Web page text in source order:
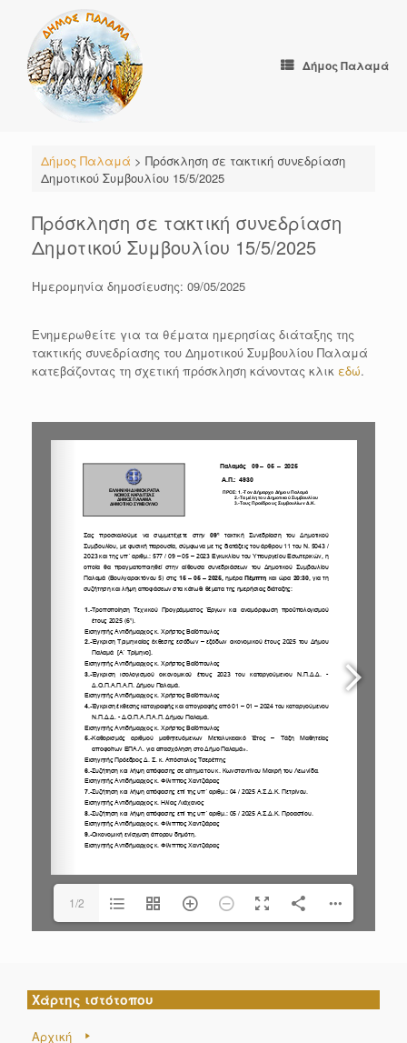
content
Δήμος Παλαμά
Δήμος Παλαμά > Πρόσκληση σε τακτική συνεδρίαση
Δημοτικού Συμβουλίου 15/5/2025
Πρόσκληση σε τακτική συνεδρίαση
Δημοτικού Συμβουλίου 15/5/2025
Ημερομηνία δημοσίευσης: 09/05/2025
Ενημερωθείτε για τα θέματα ημερησίας διάταξης της
τακτικής συνεδρίασης του Δημοτικού Συμβουλίου Παλαμά
κατεβάζοντας τη σχετική πρόσκληση κάνοντας κλικ εδώ.
1/2
Χάρτης ιστότοπου
Αρχική